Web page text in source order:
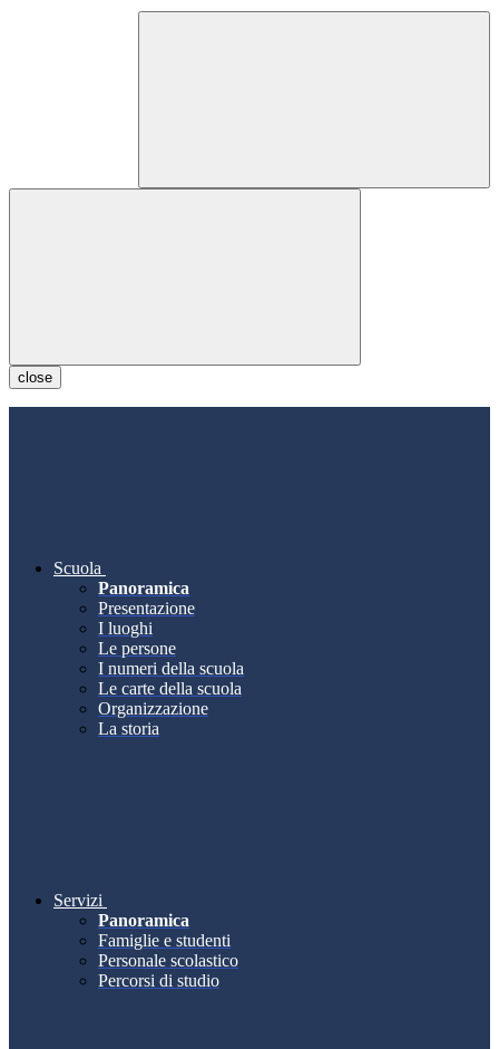
close
Scuola
Panoramica
Presentazione
I luoghi
Le persone
I numeri della scuola
Le carte della scuola
Organizzazione
La storia
Servizi
Panoramica
Famiglie e studenti
Personale scolastico
Percorsi di studio